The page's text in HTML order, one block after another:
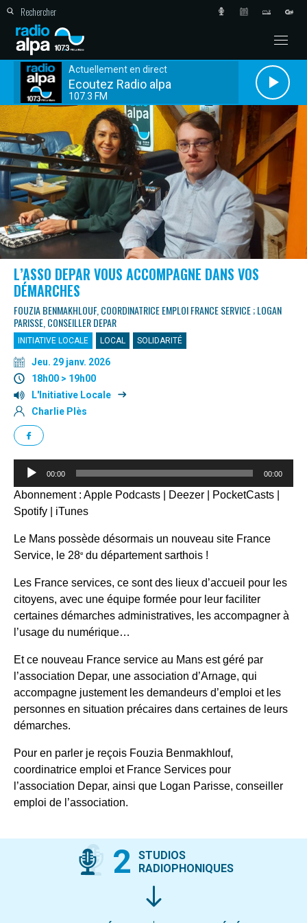
Actuellement en direct
Ecoutez Radio alpa
107.3 FM
L’ASSO DEPAR VOUS ACCOMPAGNE DANS VOS
DÉMARCHES
FOUZIA BENMAKHLOUF, COORDINATRICE EMPLOI FRANCE SERVICE ; LOGAN
PARISSE, CONSEILLER DEPAR
INITIATIVE LOCALE LOCAL SOLIDARITÉ
Jeu. 29 janv. 2026
18h00 > 19h00
L'Initiative Locale
Charlie Plès
Lecteur
00:00 00:00
Abonnement : Apple Podcasts Deezer PocketCasts
Spotify
iTunes
Le Mans possède désormais un nouveau site France
Service, le 28e du département sarthois !
Les France services, ce sont des lieux d’accueil pour les
citoyens, avec une équipe formée pour leur faciliter
certaines démarches administratives, les accompagner à
l’usage du numérique…
Et ce nouveau France service au Mans est géré par
l’association Depar, une association d’Arnage, qui
accompagne justement les demandeurs d’emploi et les
personnes en situation précaires dans certaines de leurs
démarches.
Pour en parler je reçois Fouzia Benmakhlouf,
coordinatrice emploi et France Services pour
l’association Depar, ainsi que Logan Parisse, conseiller
emploi de l’association.
2
STUDIOS
RADIOPHONIQUES